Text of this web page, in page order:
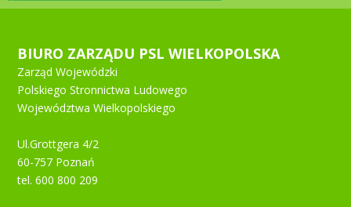
BIURO ZARZĄDU PSL WIELKOPOLSKA
Zarząd Wojewódzki
Polskiego Stronnictwa Ludowego
Województwa Wielkopolskiego
Ul.Grottgera 4/2
60-757 Poznań
tel. 600 800 209